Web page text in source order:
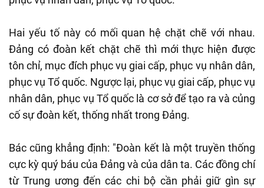
Hai yếu tố này có mối quan hệ chặt chẽ với nhau.
Đảng có đoàn kết chặt chẽ thì mới thực hiện được
tôn chỉ, mục đích phục vụ giai cấp, phục vụ nhân dân,
phục vụ Tổ quốc. Ngược lại, phục vụ giai cấp, phục vụ
nhân dân, phục vụ Tổ quốc là cơ sở để tạo ra và củng
cố sự đoàn kết, thống nhất trong Đảng.
Bác cũng khẳng định: "Đoàn kết là một truyền thống
cực kỳ quý báu của Đảng và của dân ta. Các đồng chí
từ Trung ương đến các chi bộ cần phải giữ gìn sự